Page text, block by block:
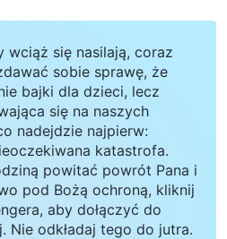
wciąż się nasilają, coraz
sobie sprawę, że
bajki dla dzieci, lecz
się na naszych
nadejdzie najpierw:
katastrofa.
powitać powrót Pana i
pod Bożą ochroną, kliknij
aby dołączyć do
Nie odkładaj tego do jutra.